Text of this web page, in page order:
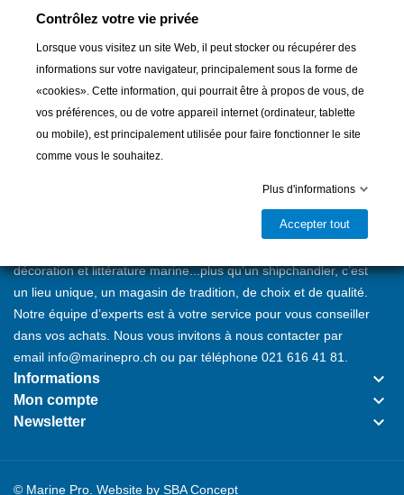
BLOG
Depuis 1946 sur le port d'Ouchy à Lausanne, Marine Pro est
bateaux à voile ou à moteur. Accastillage, cordage, vêtements
décoration et littérature marine...plus qu’un shipchandler, c’est
un lieu unique, un magasin de tradition, de choix et de qualité.
Notre équipe d’experts est à votre service pour vous conseiller
dans vos achats. Nous vous invitons à nous contacter par
email info@marinepro.ch ou par téléphone 021 616 41 81
Informations keyboard_arrow_down
Mon compte keyboard_arrow_down
Newsletter keyboard_arrow_down
© Marine Pro. Website by SBA Concept
Contrôlez votre vie privée
Lorsque vous visitez un site Web, il peut stocker ou récupérer des
informations sur votre navigateur, principalement sous la forme de
«cookies». Cette information, qui pourrait être à propos de vous, de
vos préférences, ou de votre appareil internet (ordinateur, tablette
ou mobile), est principalement utilisée pour faire fonctionner le site
comme vous le souhaitez.
Plus d'informations
Accepter tout